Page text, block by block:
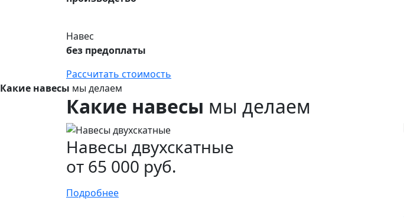
Навес
без предоплаты
Рассчитать стоимость
Какие навесы мы делаем
Какие навесы мы делаем
Навесы двухскатные
от 65 000 руб.
Подробнее